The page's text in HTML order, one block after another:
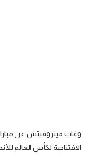
سعودي في الجول
وغاب ميتروفيتش عن
الافتتاحية لكأس العالم